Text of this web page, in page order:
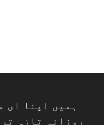
ہمیں اپنا ای
روزانہ تازہ